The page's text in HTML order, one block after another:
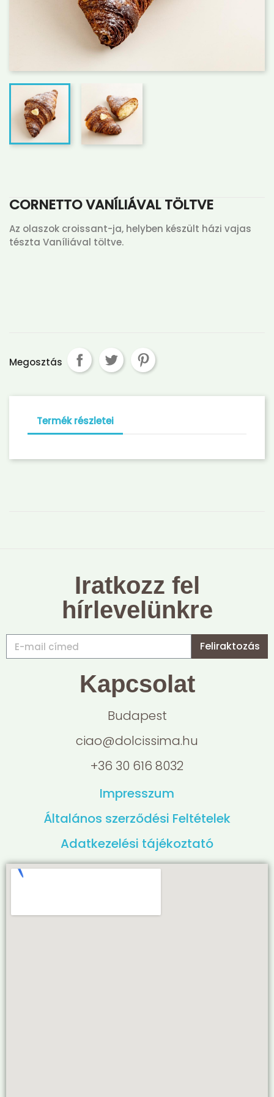
CORNETTO VANÍLIÁVAL TÖLTVE
Az olaszok croissant-ja, helyben készült házi vajas
tészta Vaníliával töltve.
Megosztás
Termék részletei
Iratkozz fel
hírlevelünkre
Feliraktozás
Kapcsolat
Budapest
ciao@dolcissima.hu
+36 30 616 8032
Impresszum
Általános szerződési Feltételek
Adatkezelési tájékoztató